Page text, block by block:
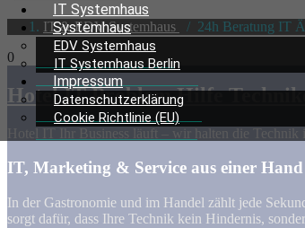
IT Systemhaus
Systemhaus
EDV Systemhaus
IT Systemhaus Berlin
Impressum
Datenschutzerklärung
Cookie Richtlinie (EU)
IT & EDV Systemhaus / 24h Beratung IT
0
Hotel IT Problem Hilfe
Hotel IT Ihr Business läuft – wir halten die Technik
IT, Marketing & Service aus einer
In der Gastronomie und im Handel zählt jede
sorgt dafür, dass Ihre Technik kein Hindernis,